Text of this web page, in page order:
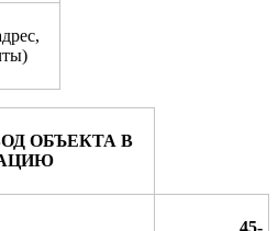
,
)
ОБЪЕКТА В
45-